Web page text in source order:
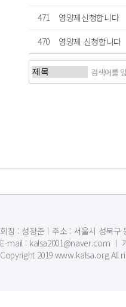
471
영양제신청합니다
470
영양제 신청합니다
회장 : 성정준ㅣ주소 : 서울시 성북구
E-mail : kalsa2001@naver.com ㅣ
Copyright 2019 www.kalsa.org All